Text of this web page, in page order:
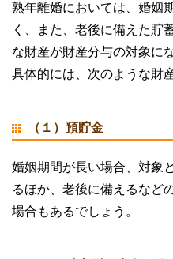
熟年離婚においては、婚姻
く、また、老後に備えた貯
な財産が財産分与の対象に
具体的には、次のような財
（１）預貯金
婚姻期間が長い場合、対象
るほか、老後に備えるなど
場合もあるでしょう。